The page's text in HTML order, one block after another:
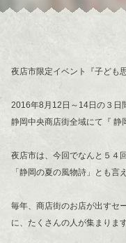
夜店市限定イベント『子ども
2016年8月12日～14日の３日
静岡中央商店街全域にて『 静
夜店市は、今回でなんと５４
「静岡の夏の風物詩」とも言
毎年、商店街のお店が出すセ
に、たくさんの人が集まります